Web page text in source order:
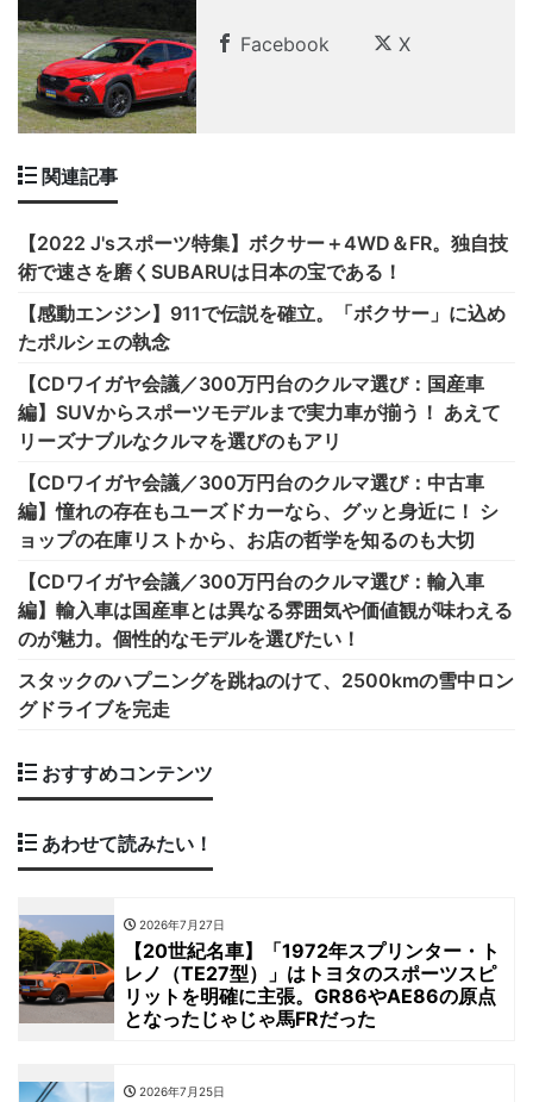
Facebook X
関連記事
【2022 J'sスポーツ特集】ボクサー＋4WD＆FR。独自技
術で速さを磨くSUBARUは日本の宝である！
【感動エンジン】911で伝説を確立。「ボクサー」に込め
たポルシェの執念
【CDワイガヤ会議／300万円台のクルマ選び：国産車
編】SUVからスポーツモデルまで実力車が揃う！ あえて
リーズナブルなクルマを選びのもアリ
【CDワイガヤ会議／300万円台のクルマ選び：中古車
編】憧れの存在もユーズドカーなら、グッと身近に！ シ
ョップの在庫リストから、お店の哲学を知るのも大切
【CDワイガヤ会議／300万円台のクルマ選び：輸入車
編】輸入車は国産車とは異なる雰囲気や価値観が味わえる
のが魅力。個性的なモデルを選びたい！
スタックのハプニングを跳ねのけて、2500kmの雪中ロン
グドライブを完走
おすすめコンテンツ
あわせて読みたい！
2026年7月27日
【20世紀名車】「1972年スプリンター・ト
レノ（TE27型）」はトヨタのスポーツスピ
リットを明確に主張。GR86やAE86の原点
となったじゃじゃ馬FRだった
2026年7月25日